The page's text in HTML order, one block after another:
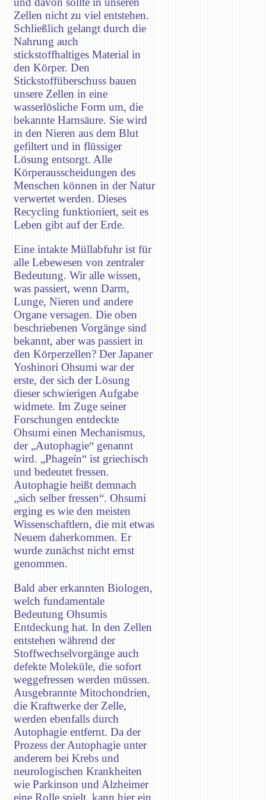
Zellen nicht zu viel entstehen.
Schließlich gelangt durch die
Nahrung auch
stickstoffhaltiges Material in
den Körper. Den
Stickstoffüberschuss bauen
unsere Zellen in eine
wasserlösliche Form um, die
bekannte Harnsäure. Sie wird
in den Nieren aus dem Blut
gefiltert und in flüssiger
Lösung entsorgt. Alle
Körperausscheidungen des
Menschen können in der Natur
verwertet werden. Dieses
Recycling funktioniert, seit es
Leben gibt auf der Erde.
Eine intakte Müllabfuhr ist für
alle Lebewesen von zentraler
Bedeutung. Wir alle wissen,
was passiert, wenn Darm,
Lunge, Nieren und andere
Organe versagen. Die oben
beschriebenen Vorgänge sind
bekannt, aber was passiert in
den Körperzellen? Der Japaner
Yoshinori Ohsumi war der
erste, der sich der Lösung
dieser schwierigen Aufgabe
widmete. Im Zuge seiner
Forschungen entdeckte
Ohsumi einen Mechanismus,
der „Autophagie“ genannt
wird. „Phageín“ ist griechisch
und bedeutet fressen.
Autophagie heißt demnach
„sich selber fressen“. Ohsumi
erging es wie den meisten
Wissenschaftlern, die mit etwas
Neuem daherkommen. Er
wurde zunächst nicht ernst
genommen.
Bald aber erkannten Biologen,
welch fundamentale
Bedeutung Ohsumis
Entdeckung hat. In den Zellen
entstehen während der
Stoffwechselvorgänge auch
defekte Moleküle, die sofort
weggefressen werden müssen.
Ausgebrannte Mitochondrien,
die Kraftwerke der Zelle,
werden ebenfalls durch
Autophagie entfernt. Da der
Prozess der Autophagie unter
anderem bei Krebs und
neurologischen Krankheiten
wie Parkinson und Alzheimer
eine Rolle spielt, kann hier ein